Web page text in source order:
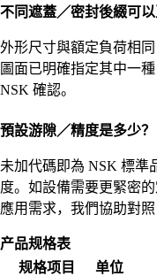
不同遮蓋／密封後綴可以
外形尺寸與額定負荷相
圖面已明確指定其中一
NSK 確認。
預設游隙／精度是多少？
未加代碼即為 NSK 標準
度。如設備需要更緊密
應用需求，我們協助對照
产品规格表
规格项目
单位